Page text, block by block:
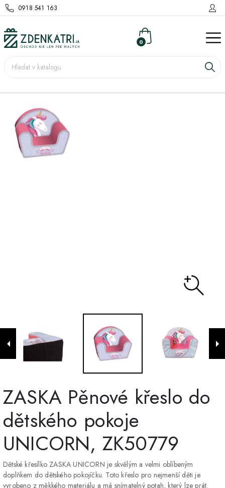
0918 541 163
0
ZASKA Pěnové křeslo do
dětského pokoje
UNICORN, ZK50779
Dětské křesílko ZASKA UNICORN je skvělým a velmi oblíbeným
doplňkem do dětského pokojíčku. Toto křeslo pro nejmenší děti je
vyrobeno z měkkého materiálu a má snímatelný potah, který lze prát.